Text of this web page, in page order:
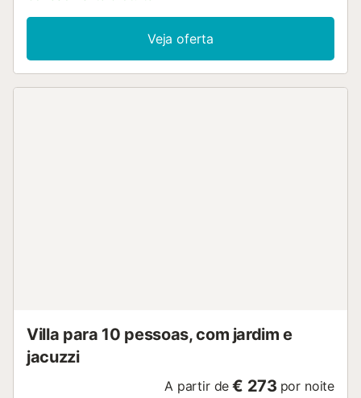
Veja oferta
Villa para 10 pessoas, com jardim e
jacuzzi
A partir de € 273 por noite